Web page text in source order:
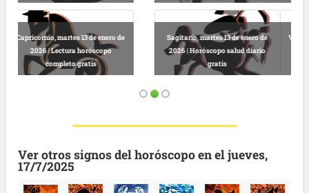
Virgo, martes 13 de enero de 2026 |
Predicciones astrológicas
gratuitas hoy
Leo, martes 13 de enero de 2026 |
Horóscopo completo y gratuito
Ver otros signos del horóscopo en el jueves,
17/7/2025